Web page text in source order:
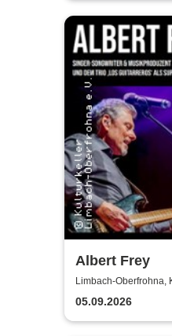
Albert Frey
Limbach-Oberfrohna,
Oberfrohna
05.09.2026